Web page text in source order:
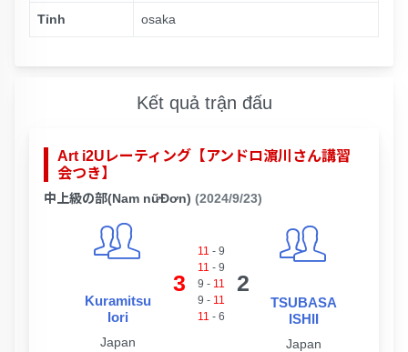
Tỉnh osaka
Kết quả trận đấu
Art i2Uレーティング【アンドロ濵川さん講習
会つき】
中上級の部(Nam nữĐơn) (2024/9/23)
Kuramitsu
Iori
Japan
3
11 - 9
11 - 9
9 - 11
9 - 11
11 - 6
2
TSUBASA
ISHII
Japan